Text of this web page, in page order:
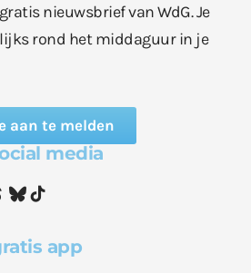
nieuwsbrief van WdG. Je
rond het middaguur in je
aan te melden
media
app